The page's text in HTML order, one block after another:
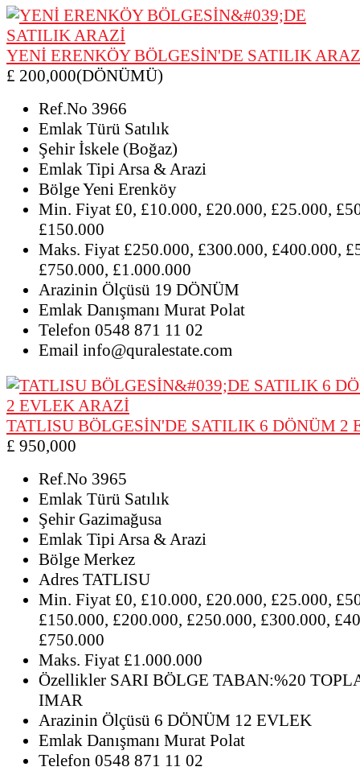
YENİ ERENKÖY BÖLGESİN'DE SATILIK
£ 200,000(DÖNÜMÜ)
Ref.No 3966
Emlak Türü Satılık
Şehir İskele (Boğaz)
Emlak TipiArsa & Arazi
BölgeYeni Erenköy
Min. Fiyat £0, £10.000, £20.000, £25.000,
£150.000
Maks. Fiyat £250.000, £300.000, £400.000,
£750.000, £1.000.000
Arazinin Ölçüsü 19 DÖNÜM
Emlak Danışmanı Murat Polat
Telefon 0548 871 11 02
Email info@quralestate.com
TATLISU BÖLGESİN'DE SATILIK 6 DÖNÜM 2
£ 950,000
Ref.No 3965
Emlak Türü Satılık
Şehir Gazimağusa
Emlak Tipi Arsa & Arazi
Bölge Merkez
Adres TATLISU
Min. Fiyat £0, £10.000, £20.000, £25.000,
£150.000, £200.000, £250.000, £300.000,
£750.000
Maks. Fiyat £1.000.000
Özellikler SARI BÖLGE TABAN:%20
IMAR
Arazinin Ölçüsü 6 DÖNÜM 12 EVLEK
Emlak Danışmanı Murat Polat
Telefon 0548 871 11 02